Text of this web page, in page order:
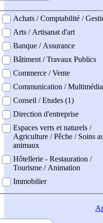
professionel
Achats / Comptabilité /
Arts / Artisanat d'art
Banque / Assurance
Bâtiment / Travaux Publics
Commerce / Vente
Communication / Multimédia
Conseil / Etudes (1)
Direction d'entreprise
Espaces verts et naturels /
Agriculture / Pêche / Soins
animaux
Hôtellerie - Restauration /
Tourisme / Animation
Immobilier